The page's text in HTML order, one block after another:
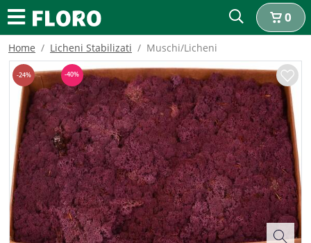
0
Home Licheni Stabilizati Muschi/Licheni
-24% -40%